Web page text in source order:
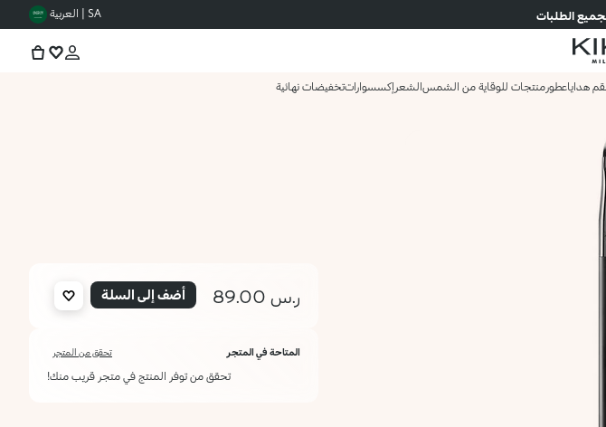
الطلبات SA | العربية
هداياعطورمنتجات للوقاية من الشمسالشعر إكسسواراتتخفيضات نهائية
ر.س 89.00 أضف إلى السلة
المتاحة في المتجر تحقق من المتجر
تحقق من توفر المنتج في متجر قريب منك!